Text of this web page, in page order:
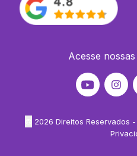
Acesse
2026 Direitos Reservados -